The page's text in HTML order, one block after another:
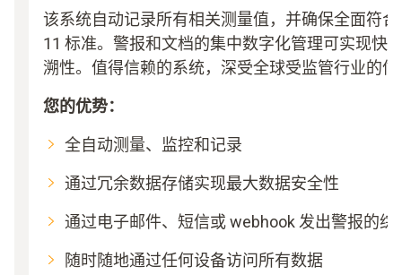
该系统自动记录所有相关测量值，并确保全面符合
11 标准。警报和文档的集中数字化管理可实现快
溯性。值得信赖的系统，深受全球受监管行业的
您的优势：
全自动测量、监控和记录
通过冗余数据存储实现最大数据安全性
通过电子邮件、短信或 webhook 发出警报的综
随时随地通过任何设备访问所有数据